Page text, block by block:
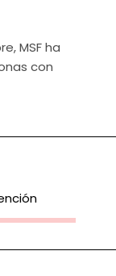
MSF ha
con